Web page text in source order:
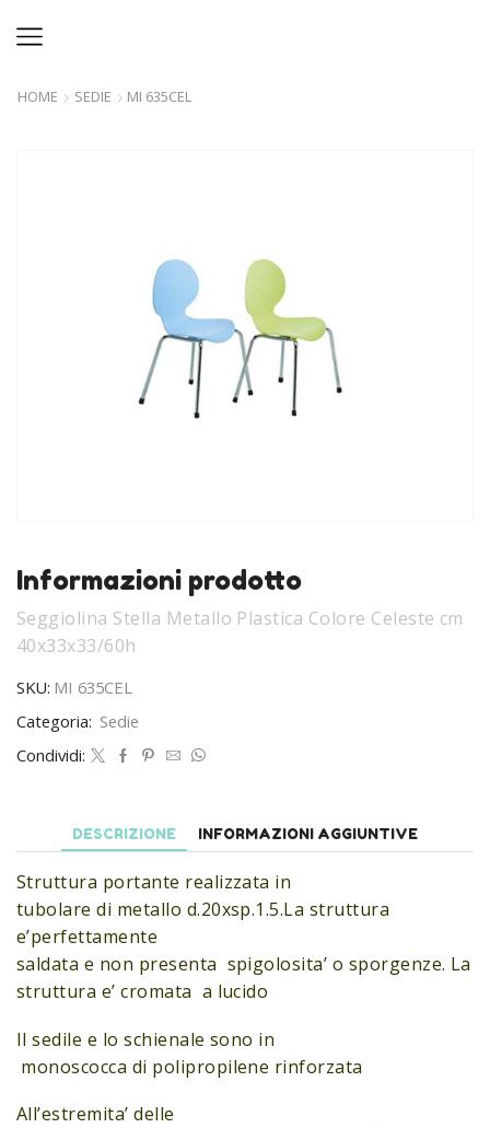
HOME SEDIE MI 635CEL
Informazioni prodotto
Seggiolina Stella Metallo Plastica Colore Celeste cm
40x33x33/60h
SKU: MI 635CEL
Categoria: Sedie
Condividi:
DESCRIZIONE INFORMAZIONI AGGIUNTIVE
Struttura portante realizzata in
tubolare di metallo d.20xsp.1.5.La struttura
e’perfettamente
saldata e non presenta spigolosita’ o sporgenze. La
struttura e’ cromata a lucido
Il sedile e lo schienale sono in
monoscocca di polipropilene rinforzata
All’estremita’ delle